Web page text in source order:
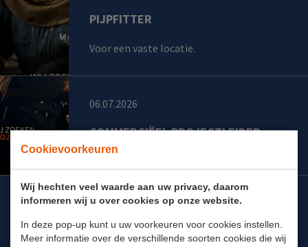
Cookievoorkeuren
Wij hechten veel waarde aan uw privacy, daarom
informeren wij u over cookies op onze website.
In deze pop-up kunt u uw voorkeuren voor cookies instellen.
Meer informatie over de verschillende soorten cookies die wij
PIJPFITTER
Voor een vaste locatie.
06.07.2026
COMMERCIËEL PROJECTLEIDER
Staan er geen vacatures voor je tussen en denk je een
waardevolle aanvulling te zijn voor MOH? Stuur dan je